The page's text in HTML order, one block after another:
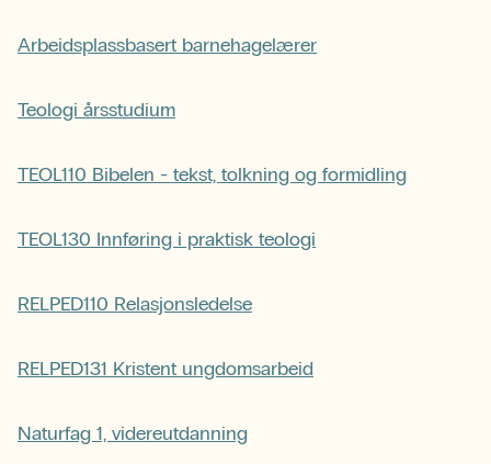
Arbeidsplassbasert barnehagelærer
Teologi årsstudium
TEOL110 Bibelen - tekst, tolkning og formidling
TEOL130 Innføring i praktisk teologi
RELPED110 Relasjonsledelse
RELPED131 Kristent ungdomsarbeid
Naturfag 1, videreutdanning